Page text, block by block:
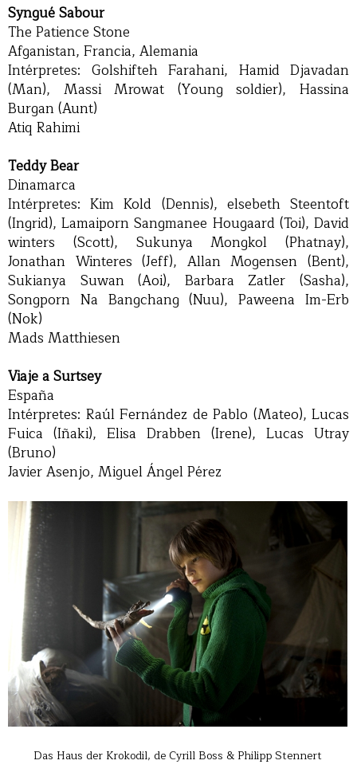
Syngué Sabour
The Patience Stone
Afganistan, Francia, Alemania
Intérpretes: Golshifteh Farahani, Hamid Djavadan
(Man), Massi Mrowat (Young soldier), Hassina
Burgan (Aunt)
Atiq Rahimi
Teddy Bear
Dinamarca
Intérpretes: Kim Kold (Dennis), elsebeth Steentoft
(Ingrid), Lamaiporn Sangmanee Hougaard (Toi), David
winters (Scott), Sukunya Mongkol (Phatnay),
Jonathan Winteres (Jeff), Allan Mogensen (Bent),
Sukianya Suwan (Aoi), Barbara Zatler (Sasha),
Songporn Na Bangchang (Nuu), Paweena Im-Erb
(Nok)
Mads Matthiesen
Viaje a Surtsey
España
Intérpretes: Raúl Fernández de Pablo (Mateo), Lucas
Fuica (Iñaki), Elisa Drabben (Irene), Lucas Utray
(Bruno)
Javier Asenjo, Miguel Ángel Pérez
Das Haus der Krokodil, de Cyrill Boss & Philipp Stennert